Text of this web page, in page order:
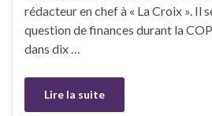
rédacteur en chef à « La Croix ». Il
question de finances durant la
dans dix …
Lire la suite